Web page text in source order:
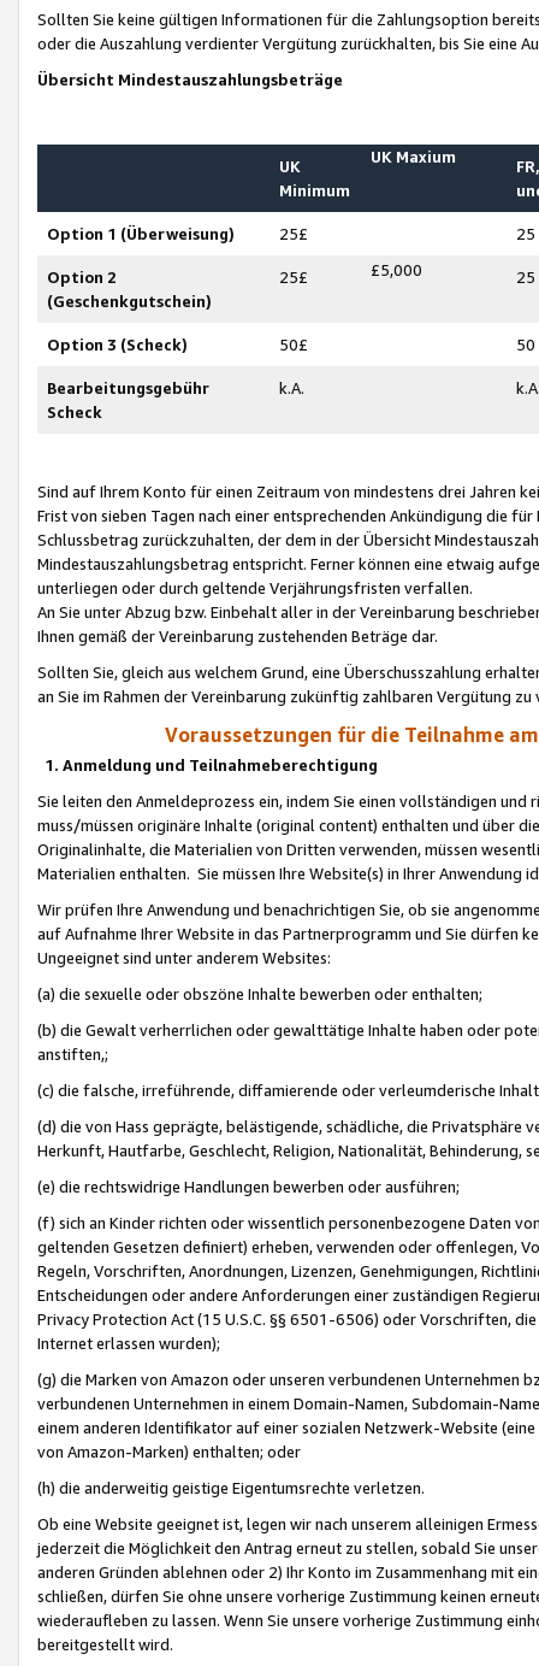
Sollten Sie keine gültigen Informationen für die Zahlungsoption
oder die Auszahlung verdienter Vergütung zurückhalten, bis Sie
Übersicht Mindestauszahlungsbeträge
UK
Minimum
UK Maxium
Option 1 (Überweisung) 25£ 25
Option 2
(Geschenkgutschein)
25£ £5,000 25
Option 3 (Scheck) 50£ 50
Bearbeitungsgebühr
Scheck
k.A.
Sind auf Ihrem Konto für einen Zeitraum von mindestens drei Jahren
Frist von sieben Tagen nach einer entsprechenden Ankündigung die
Schlussbetrag zurückzuhalten, der dem in der Übersicht
Mindestauszahlungsbetrag entspricht. Ferner können eine etwaig
unterliegen oder durch geltende Verjährungsfristen verfallen.
An Sie unter Abzug bzw. Einbehalt aller in der Vereinbarung
Ihnen gemäß der Vereinbarung zustehenden Beträge dar.
Sollten Sie, gleich aus welchem Grund, eine Überschusszahlung
an Sie im Rahmen der Vereinbarung zukünftig zahlbaren Vergütung zu
Voraussetzungen für die Teilnahme
1. Anmeldung und Teilnahmeberechtigung
Sie leiten den Anmeldeprozess ein, indem Sie einen vollständigen
muss/müssen originäre Inhalte (original content) enthalten und über
Originalinhalte, die Materialien von Dritten verwenden, müssen
Materialien enthalten. Sie müssen Ihre Website(s) in Ihrer Anwendung
Wir prüfen Ihre Anwendung und benachrichtigen Sie, ob sie
auf Aufnahme Ihrer Website in das Partnerprogramm und Sie dürfen
Ungeeignet sind unter anderem Websites:
(a) die sexuelle oder obszöne Inhalte bewerben oder enthalten;
(b) die Gewalt verherrlichen oder gewalttätige Inhalte haben oder
anstiften,;
(c) die falsche, irreführende, diffamierende oder verleumderische
(d) die von Hass geprägte, belästigende, schädliche, die Privatsphäre
Herkunft, Hautfarbe, Geschlecht, Religion, Nationalität, Behinderung,
(e) die rechtswidrige Handlungen bewerben oder ausführen;
(f) sich an Kinder richten oder wissentlich personenbezogene Daten
geltenden Gesetzen definiert) erheben, verwenden oder offenlegen,
Regeln, Vorschriften, Anordnungen, Lizenzen, Genehmigungen,
Entscheidungen oder andere Anforderungen einer zuständigen
Privacy Protection Act (15 U.S.C. §§ 6501-6506) oder Vorschriften,
Internet erlassen wurden);
(g) die Marken von Amazon oder unseren verbundenen Unternehmen
verbundenen Unternehmen in einem Domain-Namen, Subdomain-
einem anderen Identifikator auf einer sozialen Netzwerk-Website
von Amazon-Marken) enthalten; oder
(h) die anderweitig geistige Eigentumsrechte verletzen.
Ob eine Website geeignet ist, legen wir nach unserem alleinigen
jederzeit die Möglichkeit den Antrag erneut zu stellen, sobald Sie
anderen Gründen ablehnen oder 2) Ihr Konto im Zusammenhang mit
schließen, dürfen Sie ohne unsere vorherige Zustimmung keinen
wiederaufleben zu lassen. Wenn Sie unsere vorherige Zustimmung
bereitgestellt wird.